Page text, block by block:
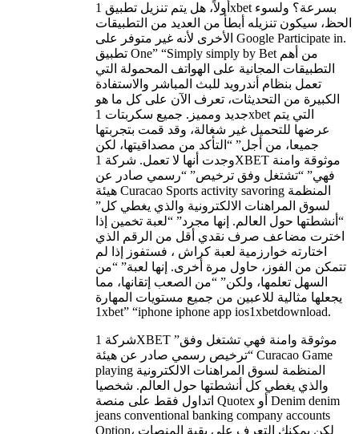
أولاً، هل يتم تنزيل تطبيق 1xbet بسرعة؟ ولسوء
الحظ، سيكون تنزيله أبطأ من العديد من التطبيقات
الأخرى لأنه غير متوفر على Google Participate in.
تطبيق One” “Simply simply by Bet من أهم
التطبيقات المجانية على الهواتف المحمولة التي
تعمل بنظام أندرويد للبث المباشر والاستفادة
الكبيرة من التحديثات، تعرف الآن على كل ما هو
جديد ومميز. جميع سكربتات 1xbet التي يتم
عرضها للتحميل غير شغالة، وقد قمت بتجربتها
جميعا، من أجل” “التأكد من مصداقيتها، لكن
وجدت أنها لا تعمل. شركة 1XBET موثوقة وامنة
فهي” “تشتغل وفق ترخيص” “رسمي صادر عن
هيئة Curacao Sports activity savoring المنظمة
لسوق المراهنات الالكترونية والذي يغطي كل”
“أنشطتها حول العالم. إنها مجرد” “لعبة تخمين إذا
اخترت مضاعف صرف نقدي أقل من الرقم الذي
اختارته خوارزمية لعبة كراش ، فستفوز إذا لم
تتمكن من الفوز، حاول مرة أخرى. إنها لعبة” “من
السهل تعلمها، ولكن” “من الصعب إتقانها، مما
يجعلها مثالية للاعبين من جميع مستويات المهارة
1xbet” “iphone iphone app ios1xbetdownload.
شركة 1XBET موثوقة وامنة فهي تشتغل وفق”
“ترخيص رسمي صادر عن هيئة Curacao Game
playing المنظمة لسوق المراهنات الالكترونية
والذي يغطي كل أنشطتها حول العالم. شخصيا
اتداول فقط على منصة Quotex أو Denim denim
jeans conventional banking company accounts
Option، لكن يمكنك التعرف على بقية المنصات